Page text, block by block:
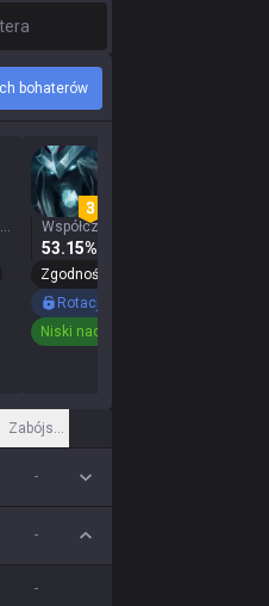
bohaterów
Wskaźnik wyboru
53.15%
Zgodność stylu gry
Rotacja
Niski nacisk banów
czterokrotne
Zabójstwo pięciokrotne
-
-
-